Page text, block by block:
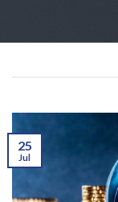
25
Jul